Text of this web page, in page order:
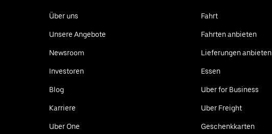
Über uns
Unsere Angebote
Newsroom
Investoren
Blog
Karriere
Uber One
Fahrt
Fahrten anbieten
Lieferungen anbieten
Essen
Uber for Business
Uber Freight
Geschenkkarten